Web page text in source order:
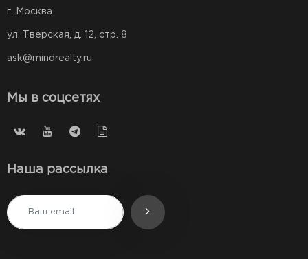
г. Москва
ул. Тверская, д. 12, стр. 8
ask@mindrealty.ru
Мы в соцсетях
Наша рассылка